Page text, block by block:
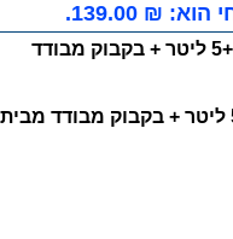
₪ 139.00.
סט 4 צידניות קומבו של 5+14+32+62 ליטר + בקבוק מבודד מבית